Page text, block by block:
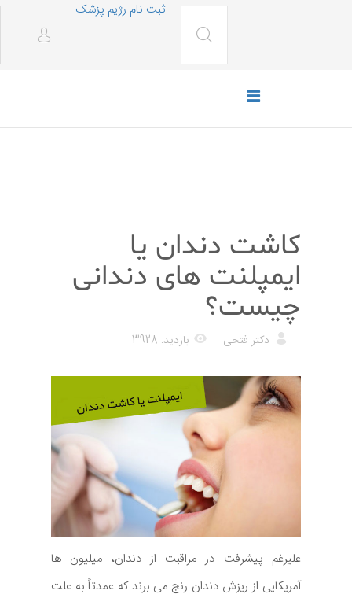
ثبت نام رژیم پزشک
کاشت دندان یا
ایمپلنت های دندانی
چیست؟
دکتر فتحی بازدید: 3928
علیرغم پیشرفت در مراقبت از دندان، میلیون ها
آمریکایی از ریزش دندان رنج می برند که عمدتاً به علت